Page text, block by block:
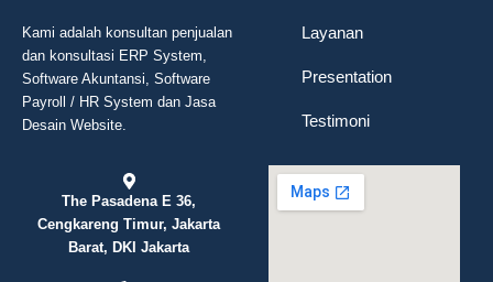
Kami adalah konsultan penjualan
dan konsultasi ERP System,
Software Akuntansi, Software
Payroll / HR System dan Jasa
Desain Website.
The Pasadena E 36,
Cengkareng Timur, Jakarta
Barat, DKI Jakarta
Layanan
Presentation
Testimoni